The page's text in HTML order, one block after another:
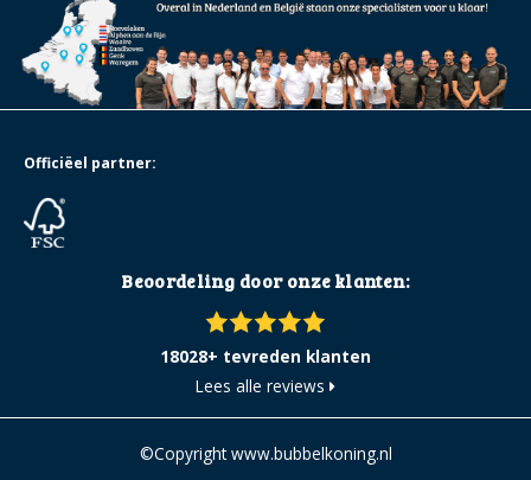
Beoordeling door onze klanten:
18028+ tevreden klanten
Lees alle reviews
Officiëel partner:
©Copyright www.bubbelkoning.nl